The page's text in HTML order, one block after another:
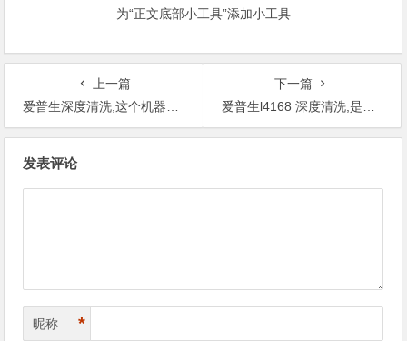
为“正文底部小工具”添加小工具
上一篇
爱普生深度清洗,这个机器出现问题怎么样处理？
下一篇
爱普生l4168 深度清洗,是不是很多这个品牌的机器都是这样子的？
发表评论
昵称 *